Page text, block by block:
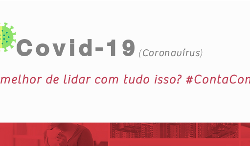
Covid-19 (Coronavírus)
de lidar com tudo isso?